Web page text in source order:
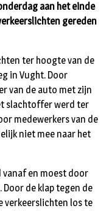
aan het einde
gereden
ter hoogte van de
in Vught. Door
van de auto met zijn
slachtoffer werd ter
medewerkers van de
niet mee naar het
en moest door
de klap tegen de
verkeerslichten los te